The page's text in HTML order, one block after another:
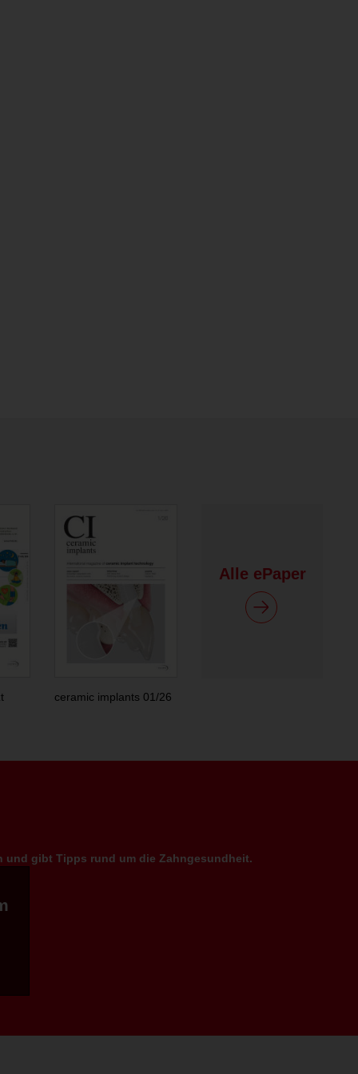
ceramic implants 01/26
Alle ePaper
und gibt Tipps rund um die Zahngesundheit.